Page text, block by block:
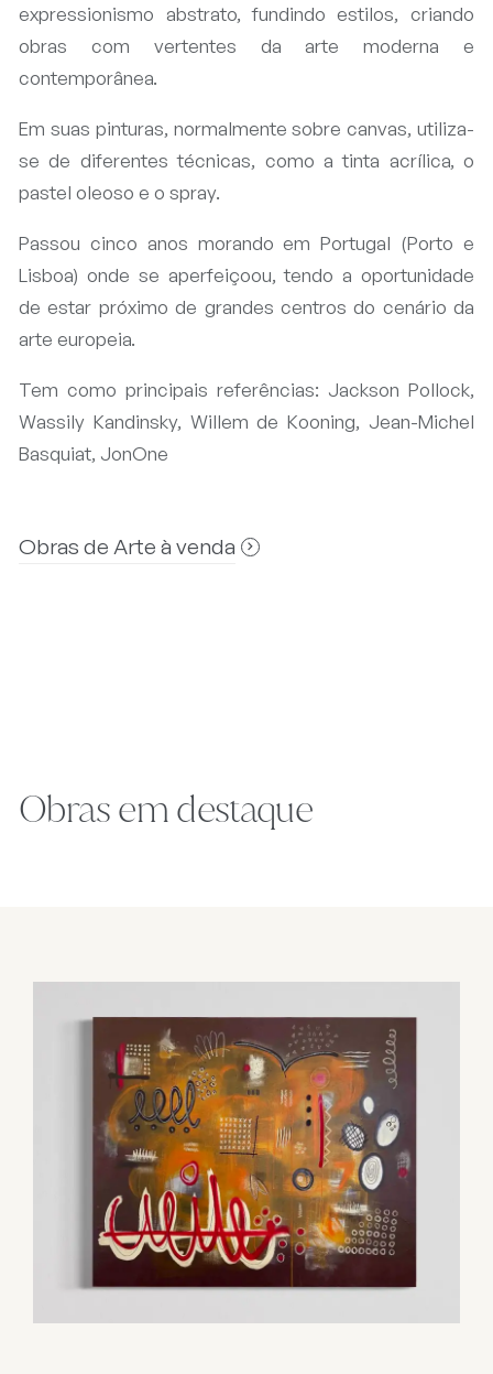
expressionismo abstrato, fundindo estilos, criando
obras com vertentes da arte moderna e
contemporânea.
Em suas pinturas, normalmente sobre canvas, utiliza-
se de diferentes técnicas, como a tinta acrílica, o
pastel oleoso e o spray.
Passou cinco anos morando em Portugal (Porto e
Lisboa) onde se aperfeiçoou, tendo a oportunidade
de estar próximo de grandes centros do cenário da
arte europeia.
Tem como principais referências: Jackson Pollock,
Wassily Kandinsky, Willem de Kooning, Jean-Michel
Basquiat, JonOne
Obras de Arte à venda
Obras em destaque